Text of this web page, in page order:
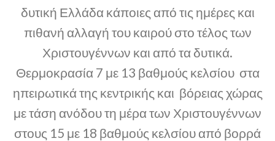
δυτική Ελλάδα κάποιες από τις ημέρες και
πιθανή αλλαγή του καιρού στο τέλος των
Χριστουγέννων και από τα δυτικά.
Θερμοκρασία 7 με 13 βαθμούς κελσίου στα
ηπειρωτικά της κεντρικής και βόρειας χώρας
με τάση ανόδου τη μέρα των Χριστουγέννων
στους 15 με 18 βαθμούς κελσίου από βορρά